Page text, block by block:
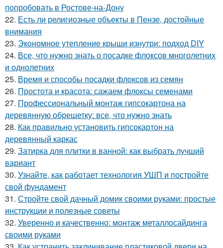
попробовать в Ростове-на-Дону
22. Есть ли религиозные объекты в Пензе, достойные
внимания
23. Экономное утепление крыши изнутри: подход DIY
24. Все, что нужно знать о посадке флоксов многолетних
и однолетних
25. Время и способы посадки флоксов из семян
26. Простота и красота: сажаем флоксы семенами
27. Профессиональный монтаж гипсокартона на
деревянную обрешетку: все, что нужно знать
28. Как правильно установить гипсокартон на
деревянный каркас
29. Затирка для плитки в ванной: как выбрать лучший
вариант
30. Узнайте, как работает технология УШП и постройте
свой фундамент
31. Стройте свой дачный домик своими руками: простые
инструкции и полезные советы
32. Уверенно и качественно: монтаж металлосайдинга
своими руками